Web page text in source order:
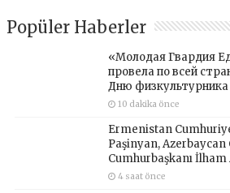
Popüler Haberler
«Молодая Гвардия
провела по всей
Дню физкультурника
10 dakika önce
Ermenistan
Paşinyan,
Cumhurbaşkanı İlham
4 saat önce